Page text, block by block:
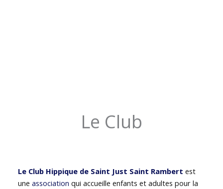
Le Club
Le Club Hippique de Saint Just Saint Rambert est
uneassociation qui accueille enfants et adultes pour la